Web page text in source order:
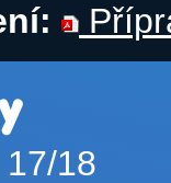
18